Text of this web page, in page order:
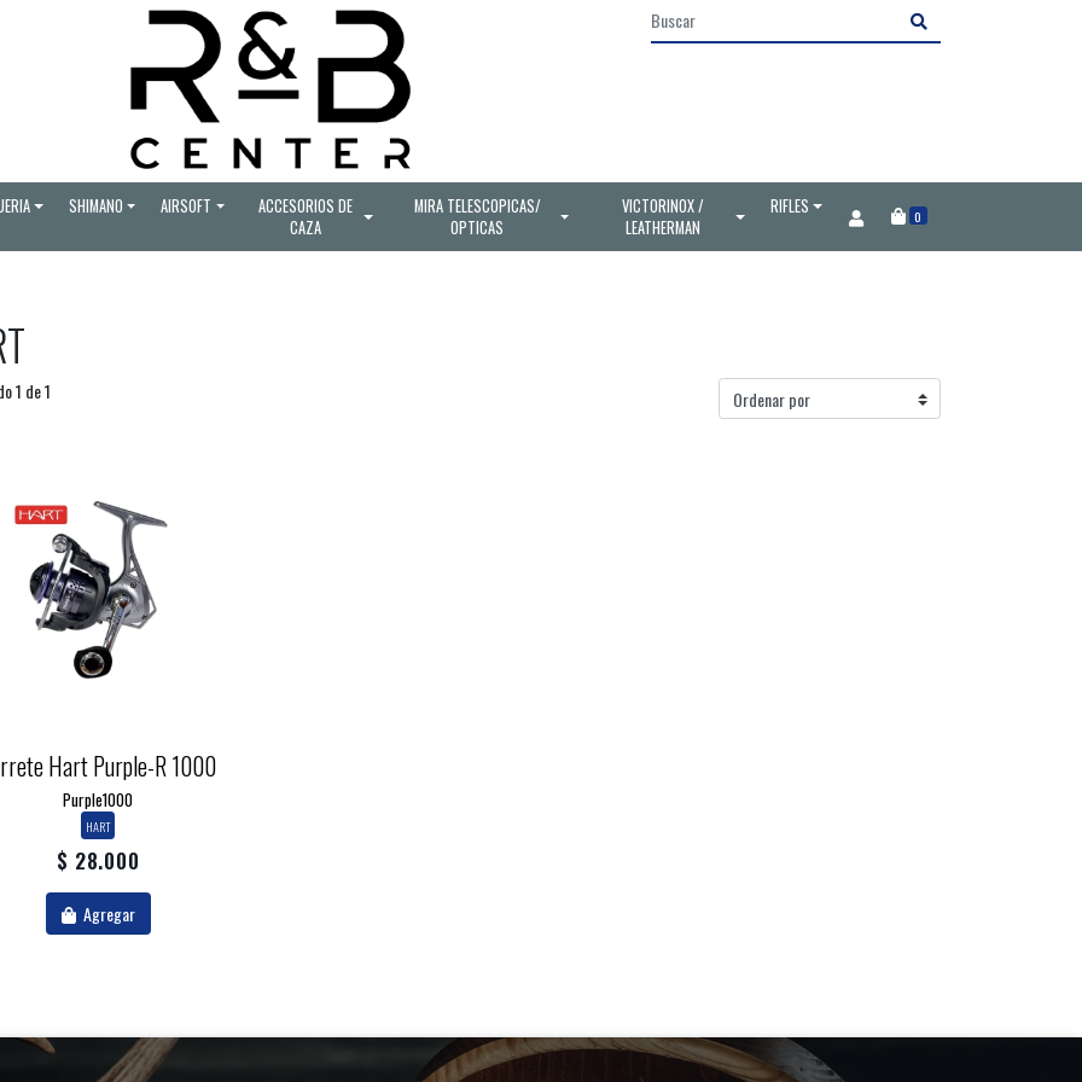
SHIMANO AIRSOFT
ACCESORIOS DE
CAZA
MIRA TELESCOPICAS/
OPTICAS
VICTORINOX /
LEATHERMAN
RIFLES 0
1 de 1
Hart Purple-R 1000
Purple1000
HART
$ 28.000
Agregar